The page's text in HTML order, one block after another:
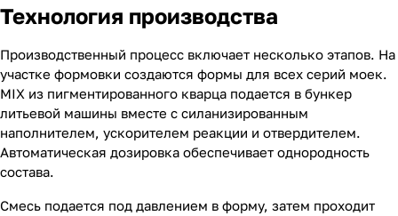
Технология производства
Производственный процесс включает несколько этапов. На
участке формовки создаются формы для всех серий моек.
MIX из пигментированного кварца подается в бункер
литьевой машины вместе с силанизированным
наполнителем, ускорителем реакции и отвердителем.
Автоматическая дозировка обеспечивает однородность
состава.
Смесь подается под давлением в форму, затем проходит